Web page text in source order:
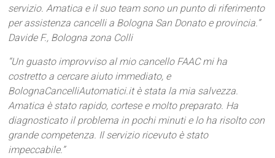
servizio. Amatica e il suo team sono un punto di riferimento
per assistenza cancelli a Bologna San Donato e provincia.”
Davide F., Bologna zona Colli
“Un guasto improvviso al mio cancello FAAC mi ha
costretto a cercare aiuto immediato, e
BolognaCancelliAutomatici.it è stata la mia salvezza.
Amatica è stato rapido, cortese e molto preparato. Ha
diagnosticato il problema in pochi minuti e lo ha risolto con
grande competenza. Il servizio ricevuto è stato
impeccabile.”